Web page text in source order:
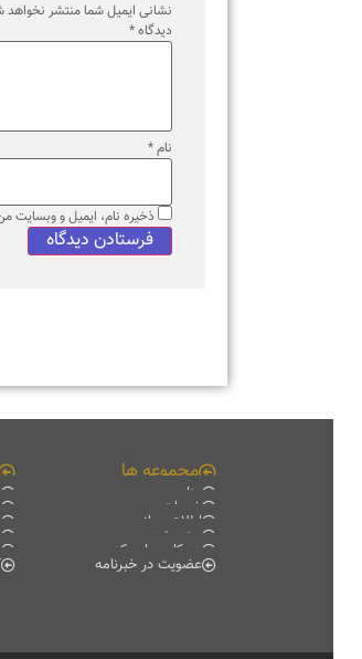
نشانی ایمیل شما منتشر نخواهد شد.
دیدگاه*
ذخیره نام، ایمیل و وبسایت من
مجموعه ها
منابع
خدمات
اطلاع رسانی
سند پژوهی
همکاری با مرکز
عضویت در خبرنامه